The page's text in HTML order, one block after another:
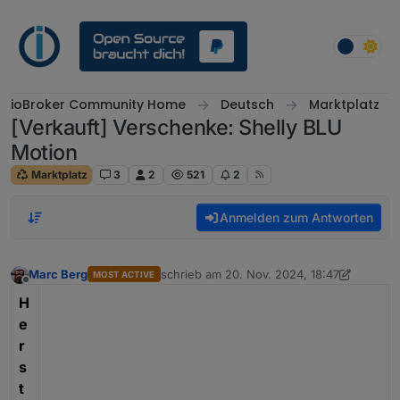
ioBroker Community Home Deutsch Marktplatz
[Verkauft] Verschenke: Shelly BLU
Motion
Marktplatz 3 2 521 2
Anmelden zum Antworten
Marc Berg MOST ACTIVE schrieb am 20. Nov. 2024, 18:47
zuletzt editiert von Marc Berg
H
e
r
s
t